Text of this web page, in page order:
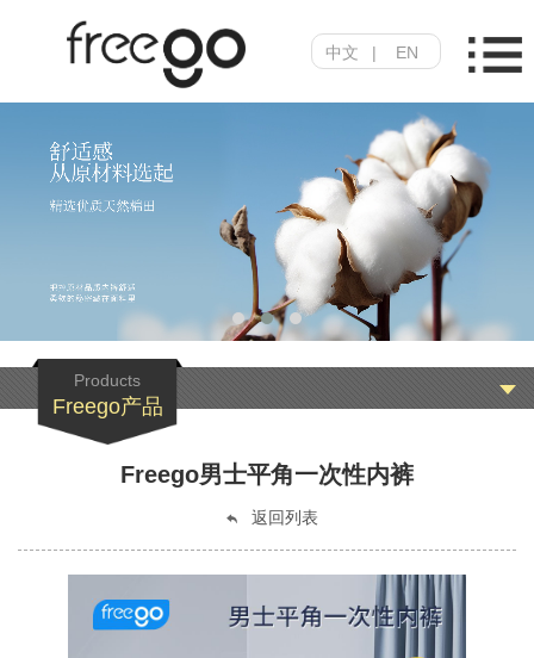
中文 | EN
Products
Freego产品
Freego男士平角一次性内裤
返回列表